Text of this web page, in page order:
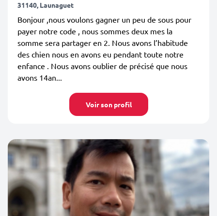
31140, Launaguet
Bonjour ,nous voulons gagner un peu de sous pour
payer notre code , nous sommes deux mes la
somme sera partager en 2. Nous avons l’habitude
des chien nous en avons eu pendant toute notre
enfance . Nous avons oublier de précisé que nous
avons 14an...
Voir son profil